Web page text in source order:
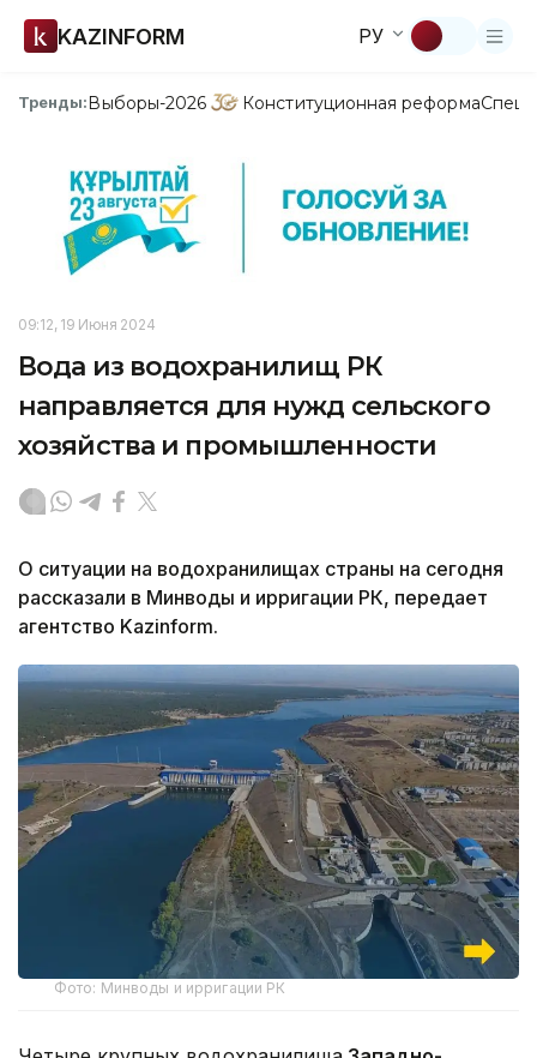
KAZINFORM РУ
Тренды:Выборы-2026 Конституционная реформа
09:12, 19 Июня 2024
Вода из водохранилищ РК
направляется для нужд сельского
хозяйства и промышленности
О ситуации на водохранилищах страны на сегодня
рассказали в Минводы и ирригации РК, передает
агентство Kazinform.
Фото: Минводы и ирригации РК